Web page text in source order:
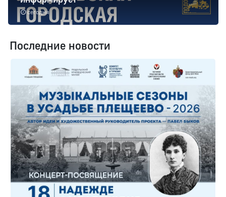
сегодня
Последние новости